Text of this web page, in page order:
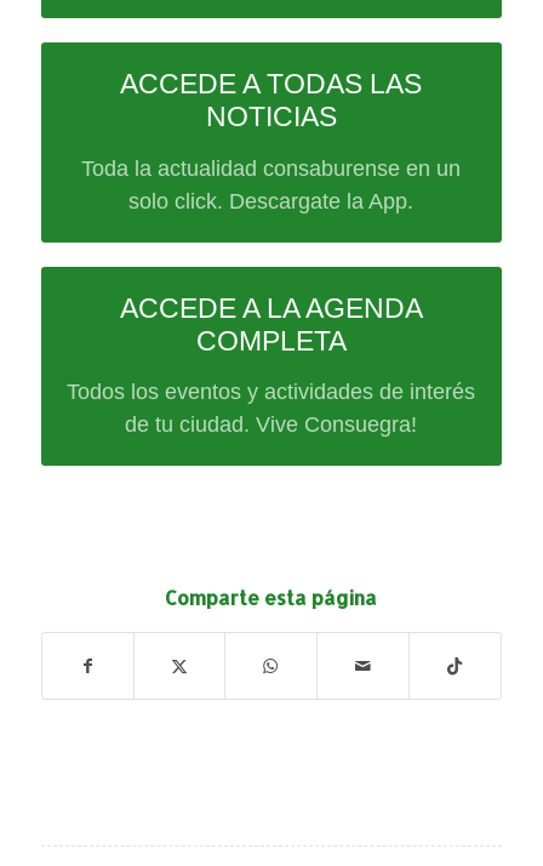
ACCEDE A TODAS LAS
NOTICIAS
Toda la actualidad consaburense en un
solo click. Descargate la App.
ACCEDE A LA AGENDA
COMPLETA
Todos los eventos y actividades de interés
de tu ciudad. Vive Consuegra!
Comparte esta página